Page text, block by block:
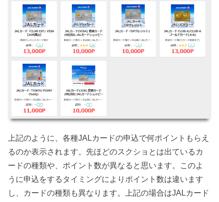
上記のように、各種JALカードの申込で何ポイントもらえ
るのか表示されます。先ほどのスクショとは出ているカ
ードの種類や、ポイント数が異なると思います。このよ
うに申込をするタイミングによりポイント数は違います
し、カードの種類も異なります。上記の場合はJALカード